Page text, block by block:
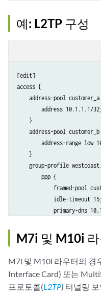
profile
    client test {
ppp-
        }
    }
예: L2TP 구성
[edit]
access {
address-pool customer_a
        address 10.1.1.1/32;
    }
address-pool customer_b
address-range low
    }
group-profile
        ppp {
framed-pool
            idle-timeout 15;
primary-dns
primary-wins
secondary-wins
        }
    }
group-profile
M7i 및 M10i 라
M7i 및 M10i 라우터의 경
Interface Card) 또는
프로토콜(L2TP) 터널링